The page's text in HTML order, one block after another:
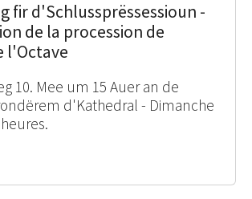
fir d'Schlussprëssessioun -
de la procession de
l'Octave
10. Mee um 15 Auer an de
d'Kathedral - Dimanche